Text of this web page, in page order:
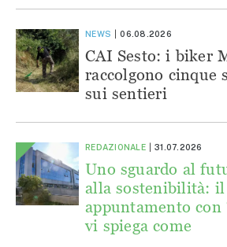
NEWS 06.08.2026
CAI Sesto: i biker
raccolgono cinque
sui sentieri
REDAZIONALE 31.07.2026
Uno sguardo al
alla sostenibilità: il
appuntamento con
vi spiega come